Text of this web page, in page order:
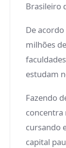
Brasileiro
De
milhões
estudam
Fazendo
concentra
cursando
capital